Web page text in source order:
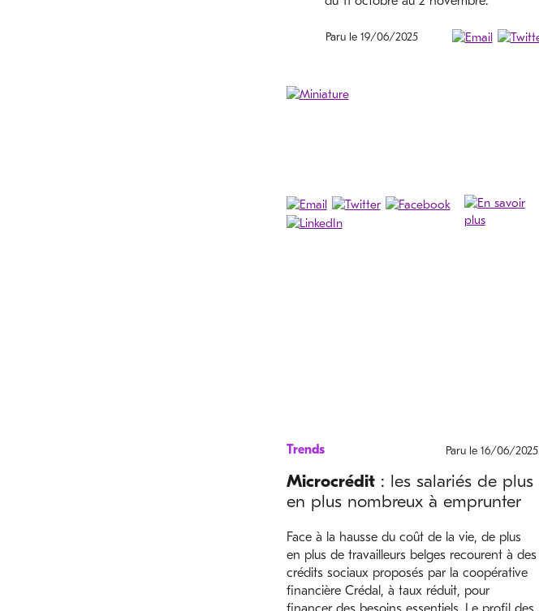
Paru le 19/06/2025
Trends Paru le 16/06/2025
Microcrédit: les salariés de plus
en plus nombreux à emprunter
Face à la hausse du coût de la vie, de plus
en plus de travailleurs belges recourent à des
crédits sociaux proposés par la coopérative
financière Crédal, à taux réduit, pour